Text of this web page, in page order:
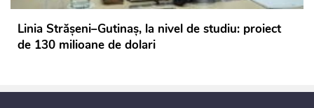
Linia Strășeni–Gutinaș, la nivel de studiu: proiect
de 130 milioane de dolari